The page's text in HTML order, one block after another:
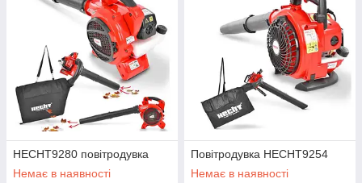
HECHT9280 повітродувка
Немає в наявності
Повітродувка HECHT9254
Немає в наявності